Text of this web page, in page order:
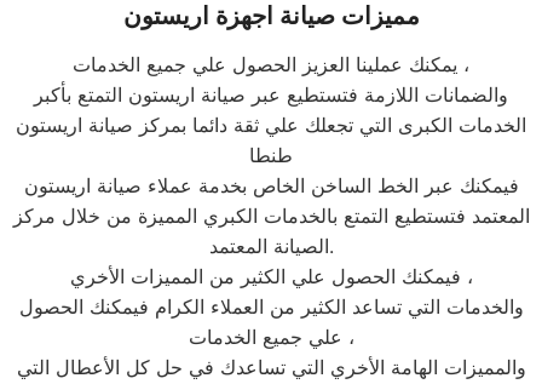
مميزات صيانة اجهزة اريستون
يمكنك عملينا العزيز الحصول علي جميع الخدمات ،
والضمانات اللازمة فتستطيع عبر صيانة اريستون التمتع بأكبر
الخدمات الكبرى التي تجعلك علي ثقة دائما بمركز صيانة اريستون
طنطا
فيمكنك عبر الخط الساخن الخاص بخدمة عملاء صيانة اريستون
المعتمد فتستطيع التمتع بالخدمات الكبري المميزة من خلال مركز
الصيانة المعتمد.
فيمكنك الحصول علي الكثير من المميزات الأخري ،
والخدمات التي تساعد الكثير من العملاء الكرام فيمكنك الحصول
علي جميع الخدمات ،
والمميزات الهامة الأخري التي تساعدك في حل كل الأعطال التي